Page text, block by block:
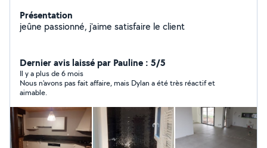
Présentation
jeûne passionné, j'aime satisfaire le client
Dernier avis laissé par Pauline : 5/5
Il y a plus de 6 mois
Nous n'avons pas fait affaire, mais Dylan a été très réactif et
aimable.